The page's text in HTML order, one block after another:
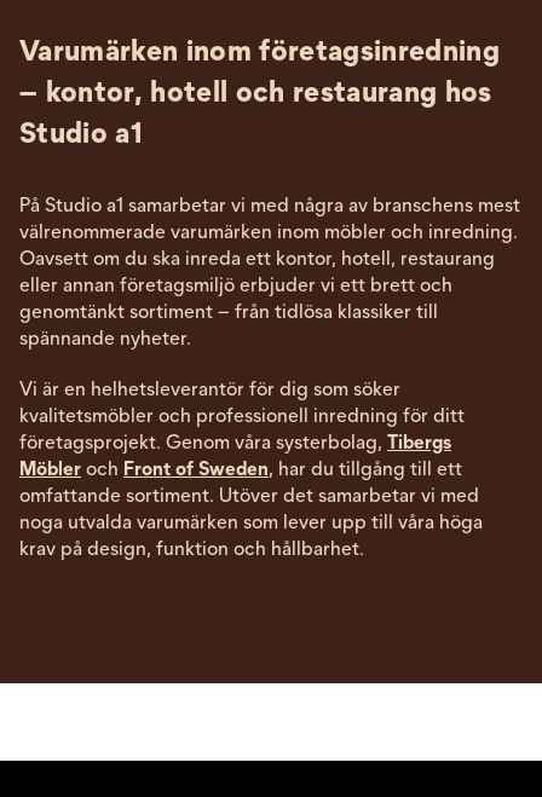
Varumärken inom företagsinredning
– kontor, hotell och restaurang hos
Studio a1
På Studio a1 samarbetar vi med några av branschens mest
välrenommerade varumärken inom möbler och inredning.
Oavsett om du ska inreda ett kontor, hotell, restaurang
eller annan företagsmiljö erbjuder vi ett brett och
genomtänkt sortiment – från tidlösa klassiker till
spännande nyheter.
Vi är en helhetsleverantör för dig som söker
kvalitetsmöbler och professionell inredning för ditt
företagsprojekt. Genom våra systerbolag, Tibergs
Möbler och Front of Sweden, har du tillgång till ett
omfattande sortiment. Utöver det samarbetar vi med
noga utvalda varumärken som lever upp till våra höga
krav på design, funktion och hållbarhet.